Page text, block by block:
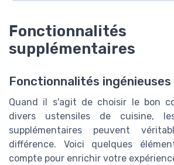
Fonctionnalités
supplémentaires
Fonctionnalités
Quand il s'agit de choisir le bon
divers ustensiles de cuisine,
supplémentaires peuvent
différence. Voici quelques
compte pour enrichir votre
＋ Bord en siliconepour une
étanchéité
＋
Multifonctions
: compatible
★★★★★
★★★★★ 4,6/5 — 956 avis
Voir l'offre